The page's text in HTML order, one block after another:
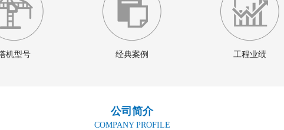
机型号 经典案例 工程业绩
公司简介
COMPANY PROFILE